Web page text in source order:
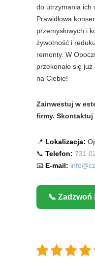
do utrzymania ich
Prawidłowa
przemysłowych i
żywotność i
remonty. W
przekonało się
na Ciebie!
Zainwestuj w
firmy. Skontaktuj
📍 Lokalizacja:
📞 Telefon: 731
📧 E-mail:
📞 Zadzwoń